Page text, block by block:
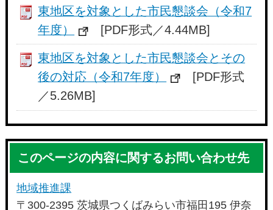
東地区を対象とした市民懇談会（令和7
年度）
[PDF形式／4.44MB]
東地区を対象とした市民懇談会とその
後の対応（令和7年度）
[PDF形式
／5.26MB]
このページの内容に関するお問い合わせ先
地域推進課
〒300-2395 茨城県つくばみらい市福田195 伊奈